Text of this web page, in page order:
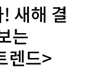
새해 결
는
렌드>